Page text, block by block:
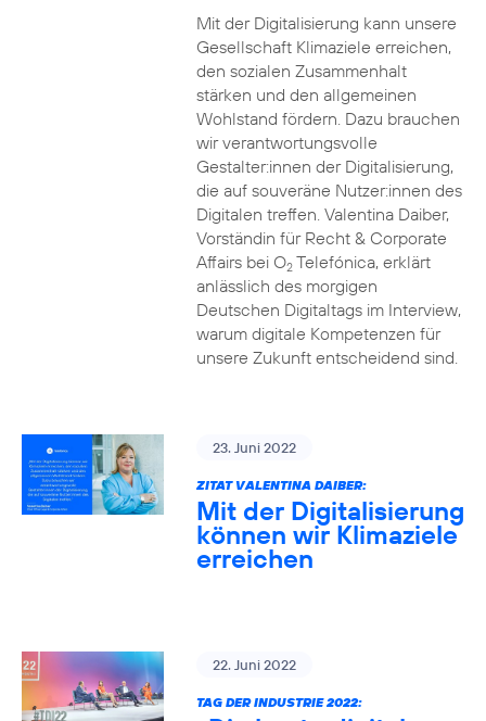
Mit der Digitalisierung kann unsere
Gesellschaft Klimaziele erreichen,
den sozialen Zusammenhalt
stärken und den allgemeinen
Wohlstand fördern. Dazu brauchen
wir verantwortungsvolle
Gestalter:innen der Digitalisierung,
die auf souveräne Nutzer:innen des
Digitalen treffen. Valentina Daiber,
Vorständin für Recht & Corporate
Affairs bei O2Telefónica, erklärt
anlässlich des morgigen
Deutschen Digitaltags im Interview,
warum digitale Kompetenzen für
unsere Zukunft entscheidend sind.
23. Juni 2022
ZITAT VALENTINA DAIBER:
Mit der Digitalisierung
können wir Klimaziele
erreichen
22. Juni 2022
TAG DER INDUSTRIE 2022: